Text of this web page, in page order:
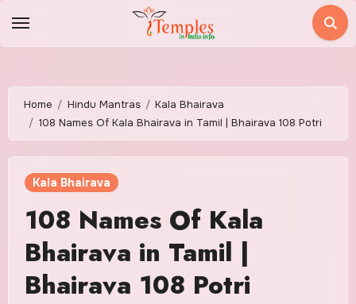
Home Hindu Mantras
Kala Bhairava
108 Names Of Kala Bhairava in Tamil | Bhairava 108 Potri
Kala Bhairava
108 Names Of Kala
Bhairava in Tamil |
Bhairava 108 Potri